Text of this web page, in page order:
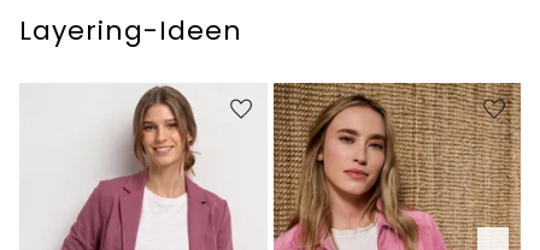
Layering-Ideen